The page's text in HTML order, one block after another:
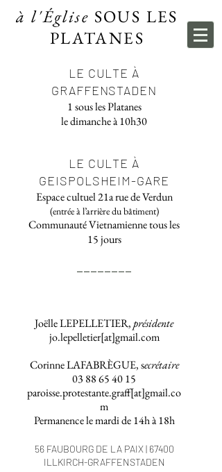
à l'Église SOUS LES
PLATANES
LE CULTE À
GRAFFENSTADEN
1 sous les Platanes
le dimanche à 10h30
LE CULTE À
GEISPOLSHEIM-GARE
Espace cultuel 21a rue de Verdun
(entrée à l’arrière du bâtiment)
Communauté Vietnamienne tous les
15 jours
Joëlle LEPELLETIER,présidente
jo.lepelletier[at]gmail.com
Corinne LAFABRÈGUE, secrétaire
03 88 65 40 15
paroisse.protestante.graff[at]gmail.co
m
Permanence le mardi de 14h à 18h
56 FAUBOURG DE LA PAIX | 67400
ILLKIRCH-GRAFFENSTADEN